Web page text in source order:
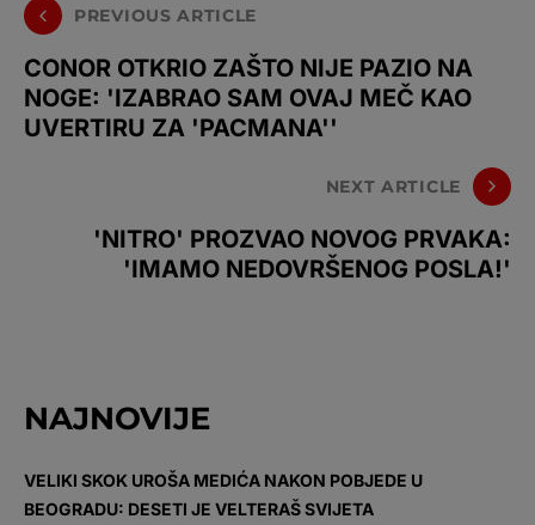
PREVIOUS ARTICLE
CONOR OTKRIO ZAŠTO NIJE PAZIO NA
NOGE: 'IZABRAO SAM OVAJ MEČ KAO
UVERTIRU ZA 'PACMANA''
NEXT ARTICLE
'NITRO' PROZVAO NOVOG PRVAKA:
'IMAMO NEDOVRŠENOG POSLA!'
NAJNOVIJE
VELIKI SKOK UROŠA MEDIĆA NAKON POBJEDE U
BEOGRADU: DESETI JE VELTERAŠ SVIJETA